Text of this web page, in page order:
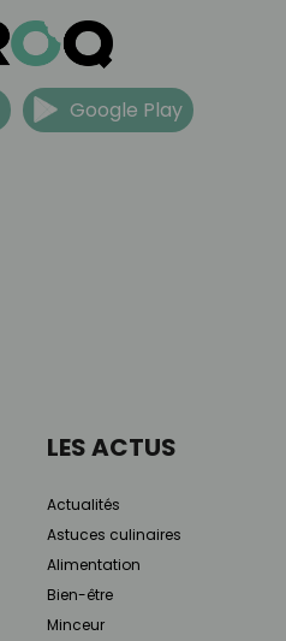
Google Play
LES ACTUS
Actualités
Astuces culinaires
Alimentation
Bien-être
Minceur